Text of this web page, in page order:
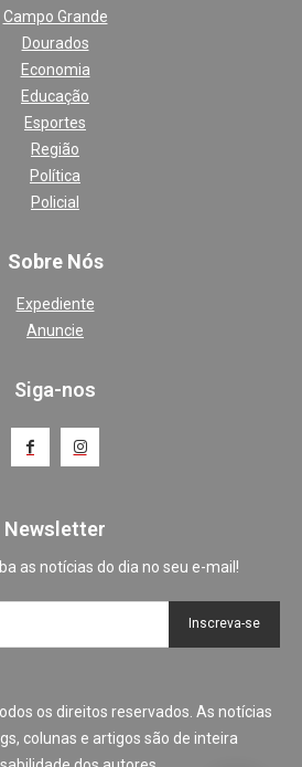
Campo Grande
Dourados
Economia
Educação
Esportes
Região
Política
Policial
Sobre Nós
Expediente
Anuncie
Siga-nos
Newsletter
as notícias do dia no seu e-mail!
Inscreva-se
os direitos reservados. As notícias
colunas e artigos são de inteira